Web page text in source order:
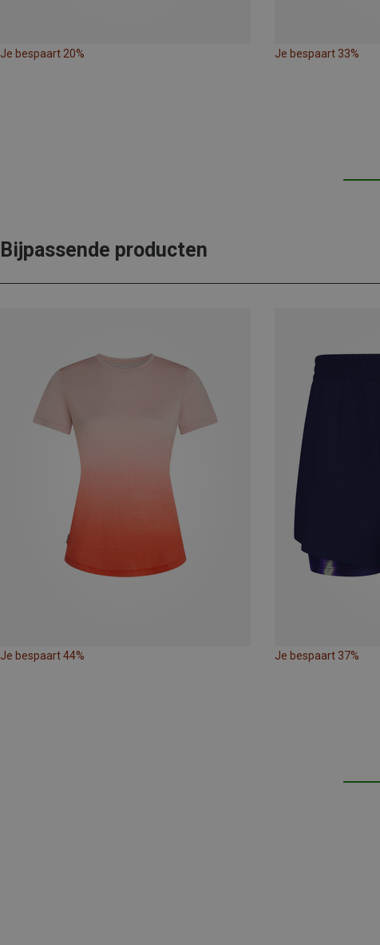
Je bespaart 20% Je bespaart 33%
Bijpassende producten
Je bespaart 44% Je bespaart 37%